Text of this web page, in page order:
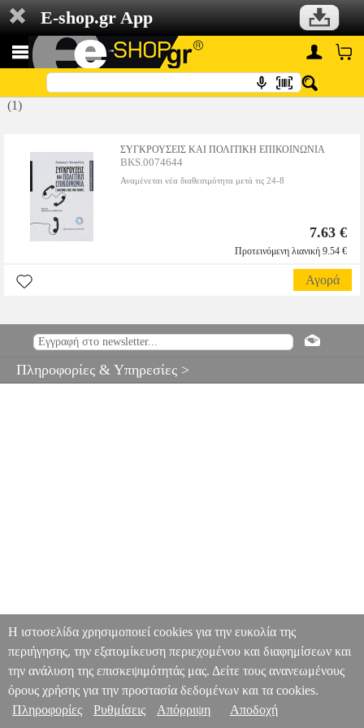
E-shop.gr App
(1)
ΣΥΓΚΡΟΥΣΕΙΣ ΚΑΙ ΠΟΛΙΤΙΚΗ ΕΠΙΚΟΙΝΩΝΙΑ
BKS.0074644
Αναμένεται νέα διαθεσιμότητα μετά τις 24-8
7.63 €
Προτεινόμενη λιανική 9.54 €
Αγορά
Πληροφορίες & Υπηρεσίες >
Η ιστοσελίδα χρησιμοποιεί cookies για την ευκολία της
περιήγησης, την εξατομίκευση περιεχομένου και διαφημίσεων και
την ανάλυση της επισκεψιμότητάς μας. Δείτε τους ανανεωμένους
όρους χρήσης για την προστασία δεδομένων και τα cookies.
Πληροφορίες
Ρυθμίσεις Απόρριψη Αποδοχή